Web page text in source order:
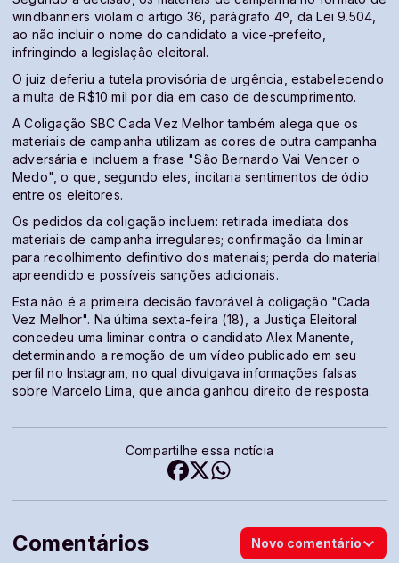
windbanners violam o artigo 36, parágrafo 4º, da Lei 9.504,
ao não incluir o nome do candidato a vice-prefeito,
infringindo a legislação eleitoral.
O juiz deferiu a tutela provisória de urgência, estabelecendo
a multa de R$10 mil por dia em caso de descumprimento.
A Coligação SBC Cada Vez Melhor também alega que os
materiais de campanha utilizam as cores de outra campanha
adversária e incluem a frase "São Bernardo Vai Vencer o
Medo", o que, segundo eles, incitaria sentimentos de ódio
entre os eleitores.
Os pedidos da coligação incluem: retirada imediata dos
materiais de campanha irregulares; confirmação da liminar
para recolhimento definitivo dos materiais; perda do material
apreendido e possíveis sanções adicionais.
Esta não é a primeira decisão favorável à coligação "Cada
Vez Melhor". Na última sexta-feira (18), a Justiça Eleitoral
concedeu uma liminar contra o candidato Alex Manente,
determinando a remoção de um vídeo publicado em seu
perfil no Instagram, no qual divulgava informações falsas
sobre Marcelo Lima, que ainda ganhou direito de resposta.
Compartilhe essa notícia
Comentários Novo comentário